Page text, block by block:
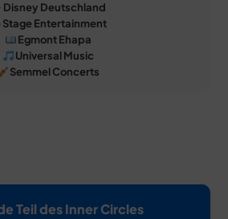
Disney Deutschland
Stage Entertainment
Egmont Ehapa
Universal Music
Semmel Concerts
Teil des Inner Circles